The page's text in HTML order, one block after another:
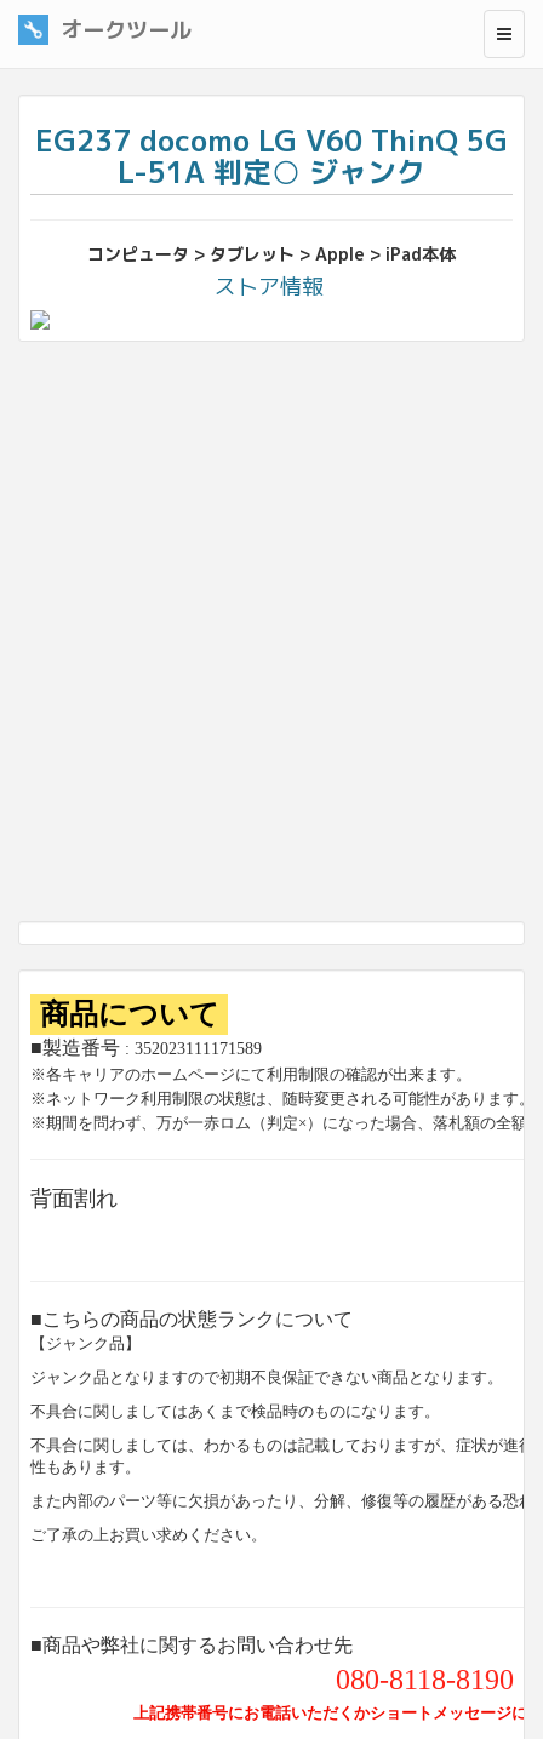
オークツール
EG237 docomo LG V60 ThinQ 5G
L-51A 判定○ ジャンク
コンピュータ > タブレット > Apple > iPad本体
ストア情報
商品について
■製造番号 : 352023111171589
※各キャリアのホームページにて利用制限の確認が出来ます。
※ネットワーク利用制限の状態は、随時変更される可能性があります。
※期間を問わず、万が一赤ロム（判定×）になった場合、落札額の全額
背面割れ
■こちらの商品の状態ランクについて
【ジャンク品】
ジャンク品となりますので初期不良保証できない商品となります。
不具合に関しましてはあくまで検品時のものになります。
不具合に関しましては、わかるものは記載しておりますが、症状が進
性もあります。
また内部のパーツ等に欠損があったり、分解、修復等の履歴がある恐れ
ご了承の上お買い求めください。
■商品や弊社に関するお問い合わせ先
080-8118-8190
上記携帯番号にお電話いただくかショートメッセージに